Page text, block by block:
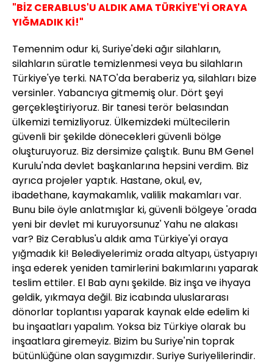
"BİZ CERABLUS'U ALDIK AMA TÜRKİYE'Yİ ORAYA
YIĞMADIK Kİ!"
Temennim odur ki, Suriye'deki ağır silahların,
silahların süratle temizlenmesi veya bu silahların
Türkiye'ye terki. NATO'da beraberiz ya, silahları bize
versinler. Yabancıya gitmemiş olur. Dört şeyi
gerçekleştiriyoruz. Bir tanesi terör belasından
ülkemizi temizliyoruz. Ülkemizdeki mültecilerin
güvenli bir şekilde dönecekleri güvenli bölge
oluşturuyoruz. Biz dersimize çalıştık. Bunu BM Genel
Kurulu'nda devlet başkanlarına hepsini verdim. Biz
ayrıca projeler yaptık. Hastane, okul, ev,
ibadethane, kaymakamlık, valilik makamları var.
Bunu bile öyle anlatmışlar ki, güvenli bölgeye 'orada
yeni bir devlet mi kuruyorsunuz' Yahu ne alakası
var? Biz Cerablus'u aldık ama Türkiye'yi oraya
yığmadık ki! Belediyelerimiz orada altyapı, üstyapıyı
inşa ederek yeniden tamirlerini bakımlarını yaparak
teslim ettiler. El Bab aynı şekilde. Biz inşa ve ihyaya
geldik, yıkmaya değil. Biz icabında uluslararası
dönorlar toplantısı yaparak kaynak elde edelim ki
bu inşaatları yapalım. Yoksa biz Türkiye olarak bu
inşaatlara giremeyiz. Bizim bu Suriye'nin toprak
bütünlüğüne olan saygımızdır. Suriye Suriyelilerindir.